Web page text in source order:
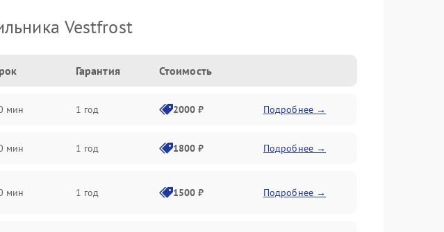
Vestfrost
Гарантия Стоимость
мин 1 год 2000 ₽ Подробнее →
мин 1 год 1800 ₽ Подробнее →
мин 1 год 1500 ₽ Подробнее →